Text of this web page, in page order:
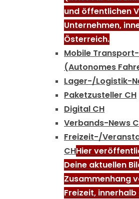
und öffentlichen
Unternehmen,
Österreich.
Mobile
(Autonomes
Lager-/Logistik-
Paketzusteller CH
Digital CH
Verbands-News
Freizeit-/
CHHier
Deine aktuellen
Zusammenhang
Freizeit,